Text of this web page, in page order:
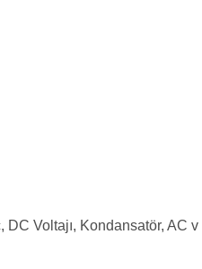
DC Voltajı, Kondansatör, AC v